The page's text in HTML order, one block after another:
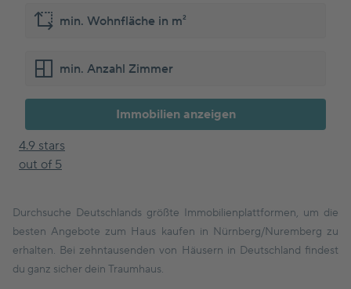
Immobilien anzeigen
4.9 stars
out of 5
Durchsuche Deutschlands größte Immobilienplattformen, um die
besten Angebote zum Haus kaufen in Nürnberg/Nuremberg zu
erhalten. Bei zehntausenden von Häusern in Deutschland findest
du ganz sicher dein Traumhaus.